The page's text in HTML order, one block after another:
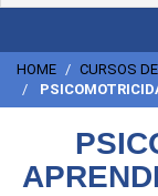
HOME
CURSOS